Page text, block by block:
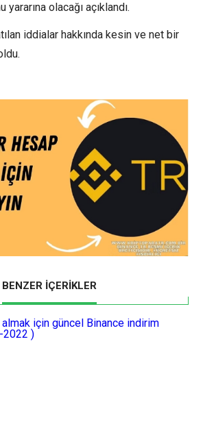
yararına olacağı açıklandı.
iddialar hakkında kesin ve net bir
BENZER İÇERİKLER